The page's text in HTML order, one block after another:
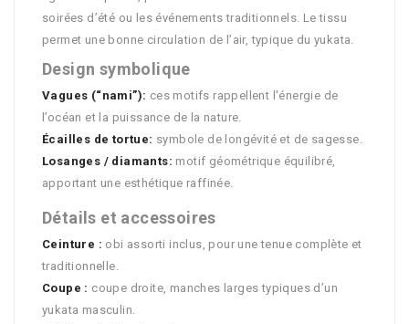
soirées d’été ou les événements traditionnels. Le tissu
permet une bonne circulation de l’air, typique du yukata.
Design symbolique
Vagues (“nami”): ces motifs rappellent l'énergie de
l’océan et la puissance de la nature.
Écailles de tortue: symbole de longévité et de sagesse.
Losanges / diamants: motif géométrique équilibré,
apportant une esthétique raffinée.
Détails et accessoires
Ceinture : obi assorti inclus, pour une tenue complète et
traditionnelle.
Coupe : coupe droite, manches larges typiques d’un
yukata masculin.